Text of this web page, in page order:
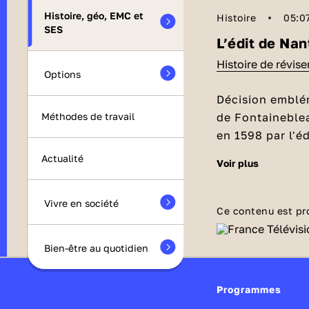
Histoire, géo, EMC et
SES
Options
Méthodes de travail
Actualité
Vivre en société
Bien-être au quotidien
Histoire
L’édit de
Histoire de
Décision
de
en 1598 par
révocation,
Bourbons.
Qu’est-ce
commencées
les
converti au
Très
Fin de la
1685. Louis
voir plus
Ce contenu est
Programmes